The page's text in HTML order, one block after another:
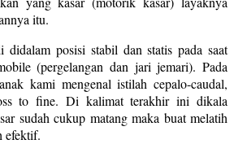
itu.
posisi stabil dan statis pada saat
(pergelangan dan jari jemari). Pada
kami mengenal istilah cepalo-caudal,
to fine. Di kalimat terakhir ini dikala
sudah cukup matang maka buat melatih
efektif.